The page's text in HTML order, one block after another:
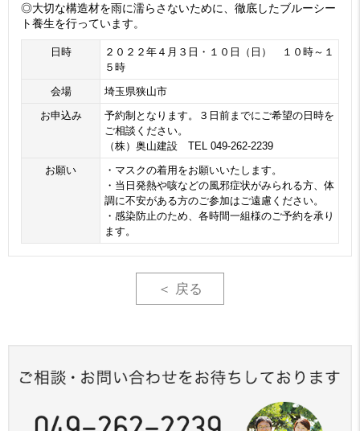
◎大切な構造材を雨に濡らさないために、徹底したブルーシー
ト養生を行っています。
日時
２０２２年４月３日・１０日（日） １０時～１
５時
会場
埼玉県狭山市
お申込み
予約制となります。３日前までにご希望の日時を
ご相談ください。
（株）奥山建設 TEL 049-262-2239
お願い
・マスクの着用をお願いいたします。
・当日発熱や咳などの風邪症状がみられる方、体
調に不安がある方のご参加はご遠慮ください。
・感染防止のため、各時間一組様のご予約を承り
ます。
＜ 戻る